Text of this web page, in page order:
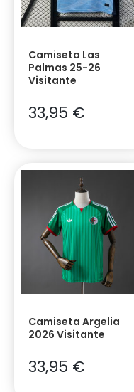
Camiseta Las
Palmas 25-26
Visitante
33,95 €
Camiseta Argelia
2026 Visitante
33,95 €